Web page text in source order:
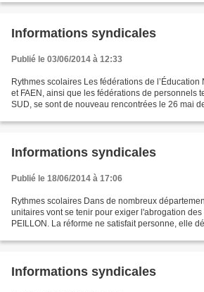
Informations syndicales
Publié le 03/06/2014 à 12:33
Rythmes scolaires Les fédérations de l’Éducation
et FAEN, ainsi que les fédérations de personnels
SUD, se sont de nouveau rencontrées le 26 mai
Informations syndicales
Publié le 18/06/2014 à 17:06
Rythmes scolaires Dans de nombreux
unitaires vont se tenir pour exiger l'abrogation des
PEILLON. La réforme ne satisfait personne, elle
Informations syndicales